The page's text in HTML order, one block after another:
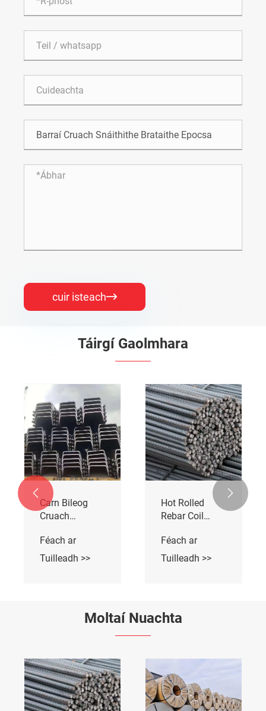
cuir isteach
Táirgí Gaolmhara
Carn Bileog
Cruach
Féach ar
Tuilleadh >>
Hot Rolled
Rebar Coil
Féach ar
Tuilleadh >>
 
Moltaí Nuachta